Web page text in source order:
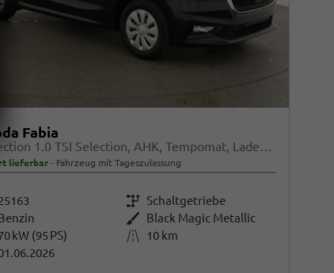
Fabia
Selection 1.0 TSI Selection, AHK, Tempomat, Ladeboden, Park, Winterpaket, SmartLink, 4-J Garantie
lieferbar Fahrzeug mit Tageszulassung
Getriebe Schaltgetriebe
Außenfarbe Black Magic Metallic
kW (95 PS) Kilometerstand 10 km